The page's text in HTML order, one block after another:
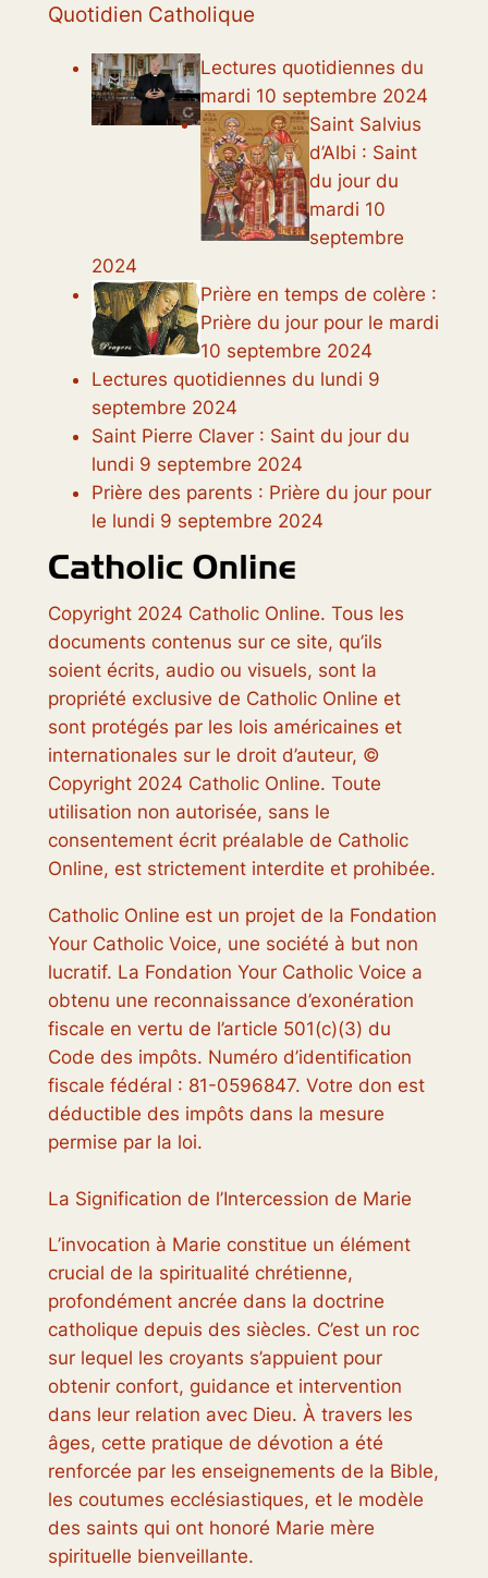
Quotidien Catholique
Lectures quotidiennes du
mardi 10 septembre 2024
Saint Salvius
d’Albi : Saint
du jour du
mardi 10
septembre
2024
Prière en temps de colère :
Prière du jour pour le mardi
10 septembre 2024
Lectures quotidiennes du lundi 9
septembre 2024
Saint Pierre Claver : Saint du jour du
lundi 9 septembre 2024
Prière des parents : Prière du jour pour
le lundi 9 septembre 2024
Copyright 2024 Catholic Online. Tous les
documents contenus sur ce site, qu’ils
soient écrits, audio ou visuels, sont la
propriété exclusive de Catholic Online et
sont protégés par les lois américaines et
internationales sur le droit d’auteur, ©
Copyright 2024 Catholic Online. Toute
utilisation non autorisée, sans le
consentement écrit préalable de Catholic
Online, est strictement interdite et prohibée.
Catholic Online est un projet de la Fondation
Your Catholic Voice, une société à but non
lucratif. La Fondation Your Catholic Voice a
obtenu une reconnaissance d’exonération
fiscale en vertu de l’article 501(c)(3) du
Code des impôts. Numéro d’identification
fiscale fédéral : 81-0596847. Votre don est
déductible des impôts dans la mesure
permise par la loi.
La Signification de l’Intercession de Marie
L’invocation à Marie constitue un élément
crucial de la spiritualité chrétienne,
profondément ancrée dans la doctrine
catholique depuis des siècles. C’est un roc
sur lequel les croyants s’appuient pour
obtenir confort, guidance et intervention
dans leur relation avec Dieu. À travers les
âges, cette pratique de dévotion a été
renforcée par les enseignements de la Bible,
les coutumes ecclésiastiques, et le modèle
des saints qui ont honoré Marie mère
spirituelle bienveillante.